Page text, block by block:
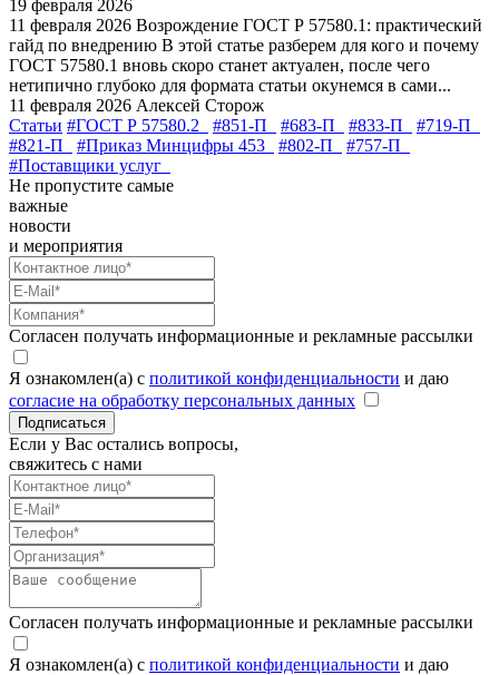
19 февраля 2026
11 февраля 2026 Возрождение ГОСТ Р 57580.1: практический
гайд по внедрению В этой статье разберем для кого и почему
ГОСТ 57580.1 вновь скоро станет актуален, после чего
нетипично глубоко для формата статьи окунемся в сами...
11 февраля 2026 Алексей Сторож
Статьи #ГОСТ Р 57580.2 #851-П #683-П #833-П
#719-П
#821-П
#Приказ Минцифры 453 #802-П
#757-П
#Поставщики услуг
Не пропустите самые
важные
новости
и мероприятия
Согласен получать информационные и рекламные рассылки
Я ознакомлен(а) с политикой конфиденциальности и даю
согласие на обработку персональных данных
Подписаться
Если у Вас остались вопросы,
свяжитесь с нами
Согласен получать информационные и рекламные рассылки
Я ознакомлен(а) с политикой конфиденциальности и даю